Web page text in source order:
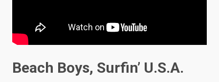
Beach Boys, Surfin’ U.S.A.